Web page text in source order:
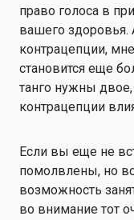
право голоса в
вашего здоровья.
контрацепции,
становится еще
танго нужны
контрацепции
Если вы еще не
помолвлены, но
возможность
во внимание тот